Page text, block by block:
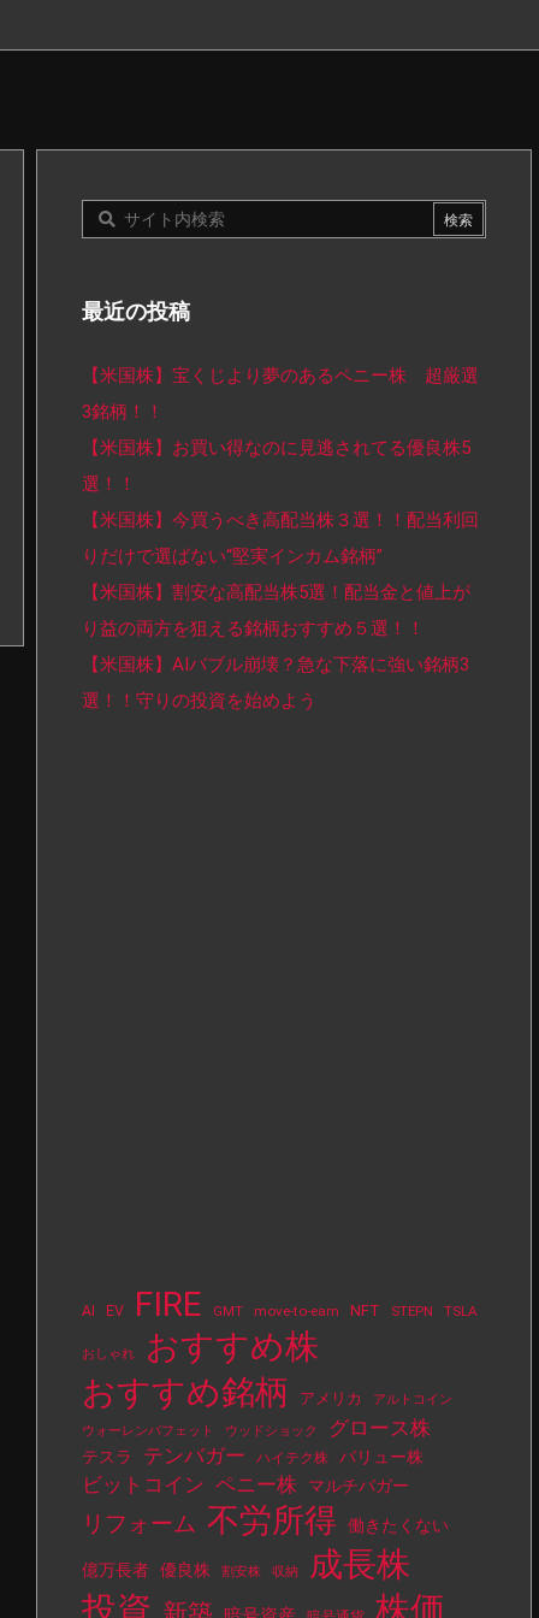
最近の投稿
【米国株】宝くじより夢のあるペニー株 超厳選
3銘柄！！
【米国株】お買い得なのに見逃されてる優良株5
選！！
【米国株】今買うべき高配当株３選！！配当利回
りだけで選ばない“堅実インカム銘柄”
【米国株】割安な高配当株5選！配当金と値上が
り益の両方を狙える銘柄おすすめ５選！！
【米国株】AIバブル崩壊？急な下落に強い銘柄3
選！！守りの投資を始めよう
AI EV FIRE GMT move-to-earn NFT STEPN TSLA
おしゃれ
おすすめ株
おすすめ銘柄
アメリカ
アルトコイン
ウォーレンバフェット
ウッドショック グロース株
テスラ テンバガー ハイテク株 バリュー株
ビットコイン ペニー株 マルチバガー
リフォーム 不労所得 働きたくない
億万長者 優良株 割安株 収納 成長株